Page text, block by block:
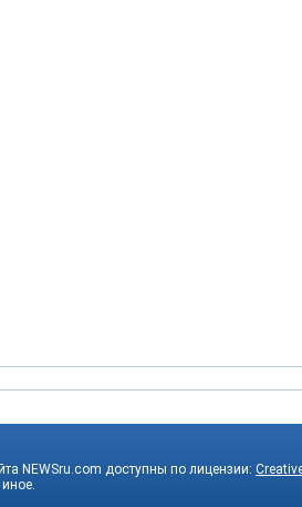
NEWSru.com доступны по лицензии: